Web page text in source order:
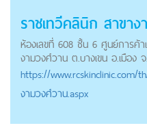
ราชเทวีคลินิก สาขา
ห้องเลขที่ 608 ชั้น 6 ศูนย์การค้
งามวงศ์วาน ต.บางเขน อ.เมือง
https://www.rcskinclinic.com/
งามวงศ์วาน.aspx